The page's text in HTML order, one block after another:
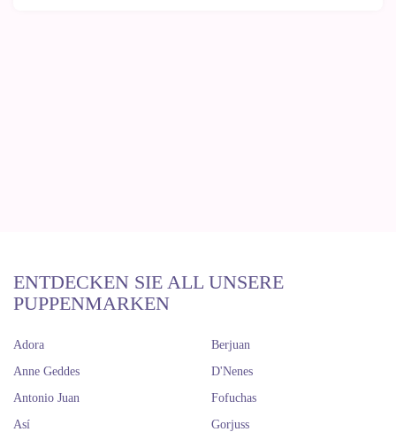
ENTDECKEN SIE ALL UNSERE
PUPPENMARKEN
Adora
Anne Geddes
Antonio Juan
Así
Berjuan
D'Nenes
Fofuchas
Gorjuss